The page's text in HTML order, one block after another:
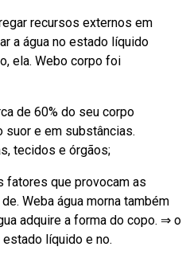
recursos externos em
a água no estado líquido
ela. Webo corpo foi
de 60% do seu corpo
suor e em substâncias.
tecidos e órgãos;
fatores que provocam as
Weba água morna também
adquire a forma do copo. ⇒ o
líquido e no.